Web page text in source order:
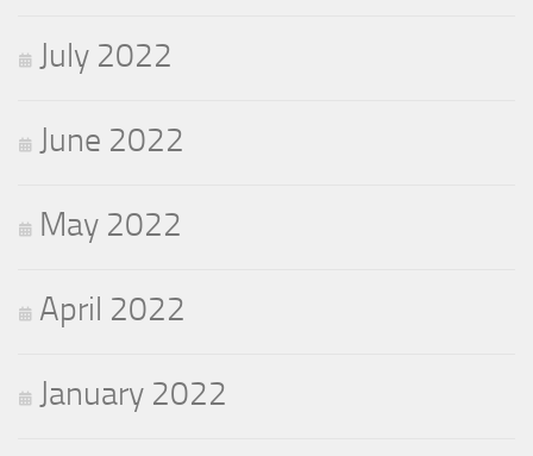
July 2022
June 2022
May 2022
April 2022
January 2022